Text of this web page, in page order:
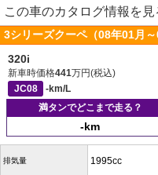
この車のカタログ情報を見
3シリーズクーペ（08年01月
320i
新車時価格441万円(税込)
JC08
-km/L
満タンでどこまで走る？
-km
排気量 1995cc